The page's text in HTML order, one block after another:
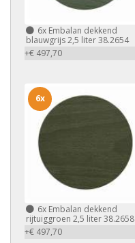
6x Embalan dekkend
blauwgrijs 2,5 liter 38.2654
+€ 497,70
6x Embalan dekkend
rijtuiggroen 2,5 liter 38.2658
+€ 497,70
6x